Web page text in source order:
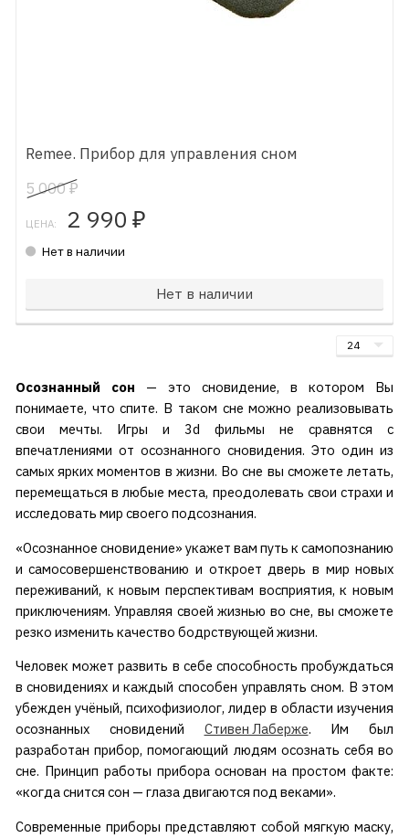
Remee. Прибор для управления сном
5 000₽
ЦЕНА: 2 990 ₽
Нет в наличии
Нет в наличии
Осознанный сон — это сновидение, в котором Вы
понимаете, что спите. В таком сне можно реализовывать
свои мечты. Игры и 3d фильмы не сравнятся с
впечатлениями от осознанного сновидения. Это один из
самых ярких моментов в жизни. Во сне вы сможете летать,
перемещаться в любые места, преодолевать свои страхи и
исследовать мир своего подсознания.
«Осознанное сновидение» укажет вам путь к самопознанию
и самосовершенствованию и откроет дверь в мир новых
переживаний, к новым перспективам восприятия, к новым
приключениям. Управляя своей жизнью во сне, вы сможете
резко изменить качество бодрствующей жизни.
Человек может развить в себе способность пробуждаться
в сновидениях и каждый способен управлять сном. В этом
убежден учёный, психофизиолог, лидер в области изучения
осознанных сновидений Стивен Лаберже. Им был
разработан прибор, помогающий людям осознать себя во
сне. Принцип работы прибора основан на простом факте:
«когда снится сон — глаза двигаются под веками».
Современные приборы представляют собой мягкую маску,